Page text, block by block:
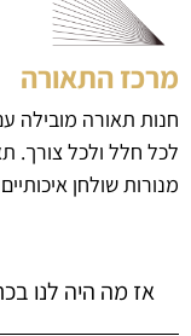
מרכז התאורה
חנות תאורה מובילה
לכל חלל ולכל צורך.
מנורות שולחן
אז מה היה לנו